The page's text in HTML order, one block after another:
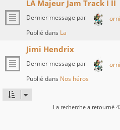
LA Majeur Jam Track I II
Dernier message par orni
Publié dans La
Jimi Hendrix
Dernier message par orni
Publié dans Nos héros
La recherche a retourné